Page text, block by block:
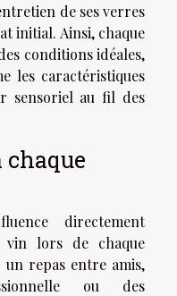
de ses verres
initial. Ainsi, chaque
conditions idéales,
les caractéristiques
sensoriel au fil des
directement
vin lors de chaque
un repas entre amis,
ou des